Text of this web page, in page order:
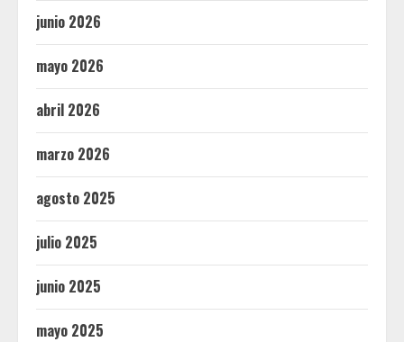
junio 2026
mayo 2026
abril 2026
marzo 2026
agosto 2025
julio 2025
junio 2025
mayo 2025